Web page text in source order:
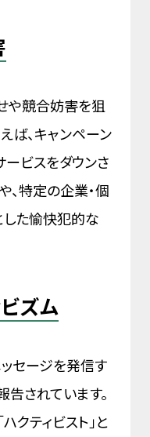
や競合妨害を狙
ば、キャンペーン
ビスをダウンさ
特定の企業・個
た愉快犯的な
ズム
セージを発信す
されています。
クティビスト」と